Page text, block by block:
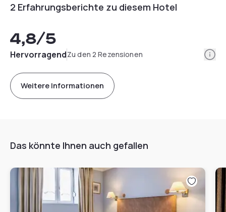
2 Erfahrungsberichte zu diesem Hotel
4,8/5
HervorragendZu den 2 Rezensionen
Weitere Informationen
Das könnte Ihnen auch gefallen